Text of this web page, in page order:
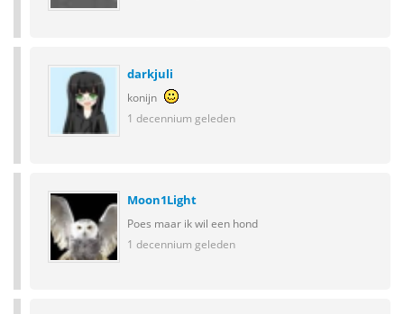
darkjuli
konijn
1 decennium geleden
Moon1Light
Poes maar ik wil een hond
1 decennium geleden